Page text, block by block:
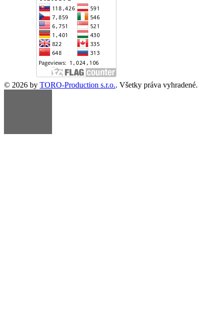
© 2026 by TORO-Production s.r.o.. Všetky práva vyhradené.